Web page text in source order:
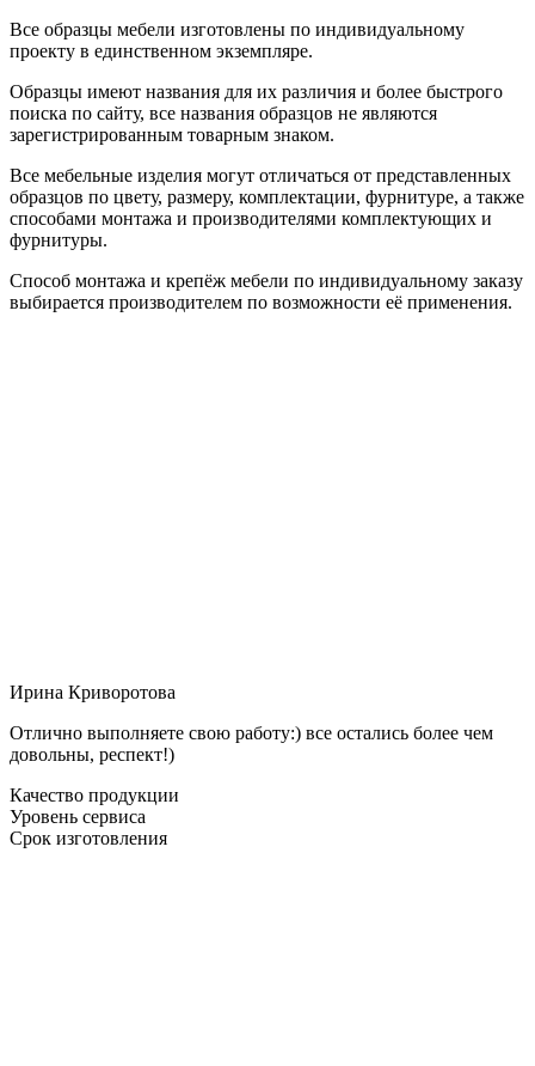
Все образцы мебели изготовлены по индивидуальному
проекту в единственном экземпляре.
Образцы имеют названия для их различия и более быстрого
поиска по сайту, все названия образцов не являются
зарегистрированным товарным знаком.
Все мебельные изделия могут отличаться от представленных
образцов по цвету, размеру, комплектации, фурнитуре, а также
способами монтажа и производителями комплектующих и
фурнитуры.
Способ монтажа и крепёж мебели по индивидуальному заказу
выбирается производителем по возможности её применения.
Ирина Криворотова
Отлично выполняете свою работу:) все остались более чем
довольны, респект!)
Качество продукции
Уровень сервиса
Срок изготовления